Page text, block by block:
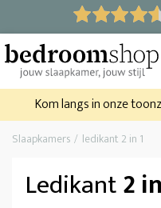
Kom langs in onze
Slaapkamers ledikant 2 in 1
Ledikant2